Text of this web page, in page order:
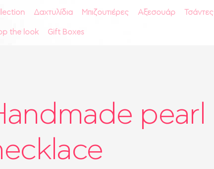
Δαχτυλίδια Μπιζουτιέρες Αξεσουάρ Τσάντες
the look Gift Boxes
pearl